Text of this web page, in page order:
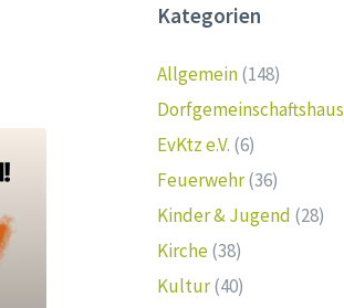
Kategorien
Allgemein(148)
Dorfgemeinschaftshaus
EvKtz e.V. (6)
Feuerwehr(36)
Kinder & Jugend (28)
Kirche(38)
Kultur(40)